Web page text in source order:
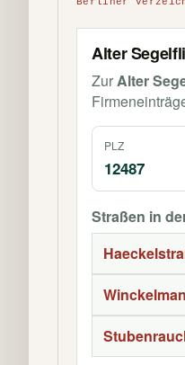
Alter
ZurAlter
PLZ
12487
Straßen in